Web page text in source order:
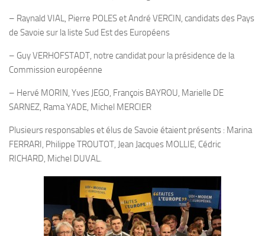
– Raynald VIAL, Pierre POLES et André VERCIN, candidats des Pays
de Savoie sur la liste Sud Est des Européens
– Guy VERHOFSTADT, notre candidat pour la présidence de la
Commission européenne
– Hervé MORIN, Yves JEGO, François BAYROU, Marielle DE
SARNEZ, Rama YADE, Michel MERCIER
Plusieurs responsables et élus de Savoie étaient présents : Marina
FERRARI, Philippe TROUTOT, Jean Jacques MOLLIE, Cédric
RICHARD, Michel DUVAL.